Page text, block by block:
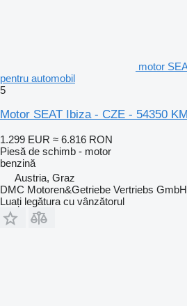
motor
pentru automobil
5
Motor SEAT Ibiza - CZE - 54350
1.299 EUR ≈ 6.816 RON
Piesă de schimb - motor
benzină
Austria, Graz
DMC Motoren&Getriebe Vertriebs GmbH
Luați legătura cu vânzătorul